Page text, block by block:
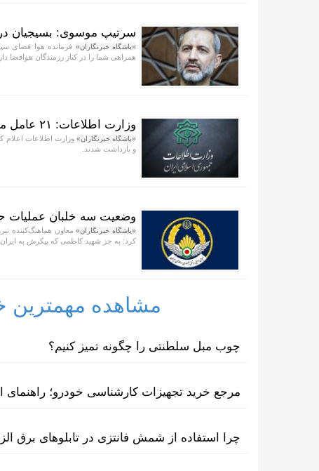
سرتیپ موسوی: بسیجیان
«باشگاه خبرنگاران» فرمانده هوا فضای
همراهی شما را در کنار رزمندگان هوافضا
وزارت اطلاعات: ۲۱ عامل موساد و ۴ عضو باند‌های مسلح بازداشت شدند
«باشگاه خبرنگاران»
و بازداشت شدند.
وضعیت سه خلبان عملیات
«باشگاه خبرنگاران»معاون هماهنگ‌کننده
کرد: به جز شهید کاظمی که پیکرش به
مشاهده مهمترین
چوب مبل سلطنتی را چگونه تمیز کنیم؟
مرجع خرید تجهیزات کارشناسی خودرو؛ راهنمای
چرا استفاده از شمش فانتزی در تابلوهای برق